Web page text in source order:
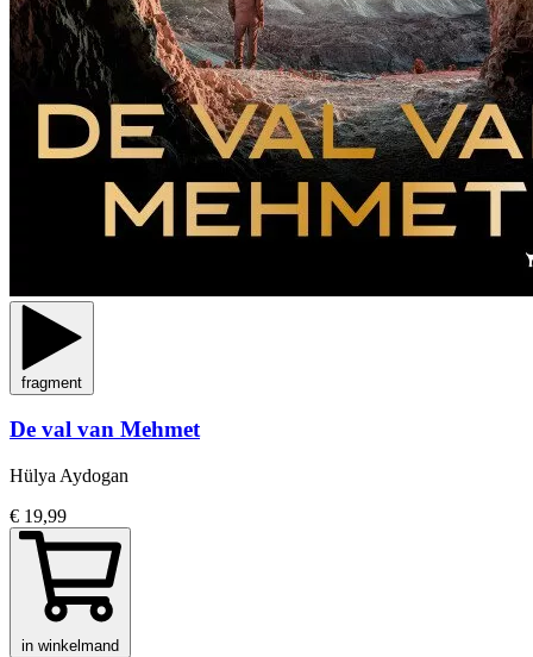
fragment
De val van Mehmet
Hülya Aydogan
€ 19,99
in winkelmand